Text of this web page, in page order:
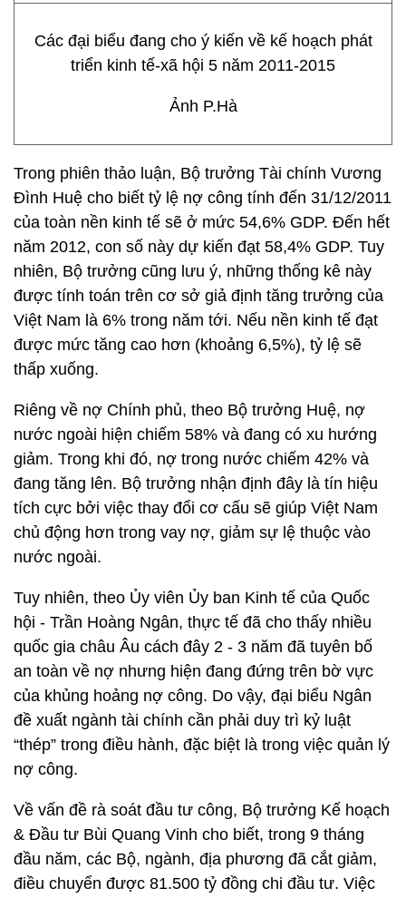
Các đại biểu đang cho ý kiến về kế hoạch phát
triển kinh tế-xã hội 5 năm 2011-2015
Ảnh P.Hà
Trong phiên thảo luận, Bộ trưởng Tài chính Vương
Đình Huệ cho biết tỷ lệ nợ công tính đến 31/12/2011
của toàn nền kinh tế sẽ ở mức 54,6% GDP. Đến hết
năm 2012, con số này dự kiến đạt 58,4% GDP. Tuy
nhiên, Bộ trưởng cũng lưu ý, những thống kê này
được tính toán trên cơ sở giả định tăng trưởng của
Việt Nam là 6% trong năm tới. Nếu nền kinh tế đạt
được mức tăng cao hơn (khoảng 6,5%), tỷ lệ sẽ
thấp xuống.
Riêng về nợ Chính phủ, theo Bộ trưởng Huệ, nợ
nước ngoài hiện chiếm 58% và đang có xu hướng
giảm. Trong khi đó, nợ trong nước chiếm 42% và
đang tăng lên. Bộ trưởng nhận định đây là tín hiệu
tích cực bởi việc thay đổi cơ cấu sẽ giúp Việt Nam
chủ động hơn trong vay nợ, giảm sự lệ thuộc vào
nước ngoài.
Tuy nhiên, theo Ủy viên Ủy ban Kinh tế của Quốc
hội - Trần Hoàng Ngân, thực tế đã cho thấy nhiều
quốc gia châu Âu cách đây 2 - 3 năm đã tuyên bố
an toàn về nợ nhưng hiện đang đứng trên bờ vực
của khủng hoảng nợ công. Do vậy, đại biểu Ngân
đề xuất ngành tài chính cần phải duy trì kỷ luật
“thép” trong điều hành, đặc biệt là trong việc quản lý
nợ công.
Về vấn đề rà soát đầu tư công, Bộ trưởng Kế hoạch
& Đầu tư Bùi Quang Vinh cho biết, trong 9 tháng
đầu năm, các Bộ, ngành, địa phương đã cắt giảm,
điều chuyển được 81.500 tỷ đồng chi đầu tư. Việc